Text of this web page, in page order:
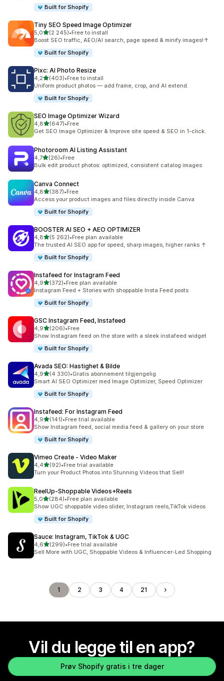
Built for Shopify
Tiny SEO Speed Image Optimizer
5,0av 5 stjerner
(2 245)
Totalt 2245 omtaler
•Free to install
Boost SEO traffic, AEO/AI search, page speed & minify images!↑
Built for Shopify
Pixc: AI Photo Resize
4,2av 5 stjerner
(403)
Totalt 403 omtaler
•Free to install
Uniform product photos — add frame, crop, and AI extend.
Built for Shopify
SEO Image Optimizer Wizard
4,8av 5 stjerner
(647)
Totalt 647 omtaler
•Free
Get SEO Image Optimizer & Improve site speed & SEO in 1-click.
Photoroom AI Listing Assistant
4,7av 5 stjerner
(26)
Totalt 26 omtaler
•Free
Bulk edit product photos: optimized, consistent catalog images
Canva Connect
4,8av 5 stjerner
(387)
Totalt 387 omtaler
•Free
Access your product images and files directly inside Canva
Built for Shopify
BOOSTER AI SEO + AEO OPTIMIZER
4,8av 5 stjerner
(5 262)
Totalt 5262 omtaler
•Free plan available
The trusted AI SEO app for speed, sharp images, higher ranks ↑
Built for Shopify
Instafeed for Instagram Feed
4,9av 5 stjerner
(372)
Totalt 372 omtaler
•Free plan available
Instagram Feed + Stories with shoppable Insta Feed posts
Built for Shopify
GSC Instagram Feed, Instafeed
4,9av 5 stjerner
(206)
Totalt 206 omtaler
•Free
Show Instagram feed on the store with a sleek instafeed widget
Built for Shopify
Avada SEO: Hastighet & Bilde
4,9av 5 stjerner
(4 330)
Totalt 4330 omtaler
•Gratis abonnement tilgjengelig
Smart AI SEO Optimizer med Image Optimizer, Speed Optimizer
Built for Shopify
Instafeed: For Instagram Feed
4,9av 5 stjerner
(141)
Totalt 141 omtaler
•Free trial available
Show Instagram feed, social media feed & gallery on your store
Built for Shopify
Vimeo Create ‑ Video Maker
4,4av 5 stjerner
(92)
Totalt 92 omtaler
•Free trial available
Turn your Product Photos into Stunning Videos that Sell!
ReelUp‑Shoppable Videos+Reels
5,0av 5 stjerner
(284)
Totalt 284 omtaler
•Free plan available
Show UGC shoppable video slider, Instagram reels,TikTok videos
Built for Shopify
Sauce: Instagram, TikTok & UGC
4,6av 5 stjerner
(299)
Totalt 299 omtaler
•Free trial available
Sell More with UGC, Shoppable Videos & Influencer-Led Shopping
1 2 3 4 21
Vil du legge til en app?
Prøv Shopify gratis i tre dager